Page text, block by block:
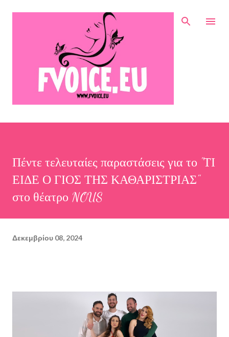
Μετάβαση στο κύριο περιεχόμενο
Πέντε τελευταίες παραστάσεις για το "ΤΙ
ΕΙΔΕ Ο ΓΙΟΣ ΤΗΣ ΚΑΘΑΡΙΣΤΡΙΑΣ"
στο θέατρο NOUS
Δεκεμβρίου 08, 2024